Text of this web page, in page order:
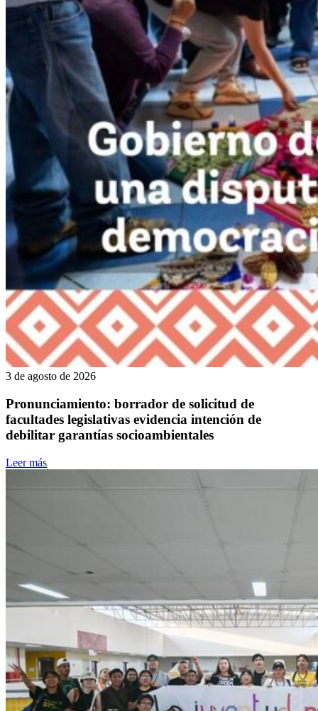
3 de agosto de 2026
Pronunciamiento: borrador de solicitud de
facultades legislativas evidencia intención de
debilitar garantías socioambientales
Leer más